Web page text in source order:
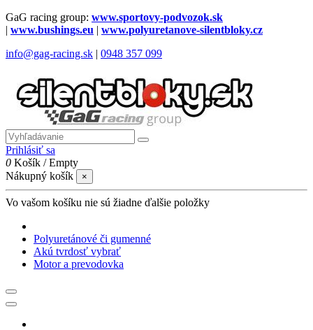
GaG racing group: www.sportovy-podvozok.sk
| www.bushings.eu | www.polyuretanove-silentbloky.cz
info@gag-racing.sk | 0948 357 099
Prihlásiť sa
0 Košík /Empty
Nákupný košík
×
Vo vašom košíku nie sú žiadne ďalšie položky
Polyuretánové či gumenné
Akú tvrdosť vybrať
Motor a prevodovka